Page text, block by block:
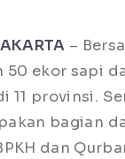
–
50 ekor sapi
11 provinsi.
bagian
dan